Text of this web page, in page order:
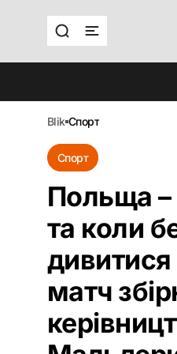
blik спорт
Спорт
Польща –
та коли
матч